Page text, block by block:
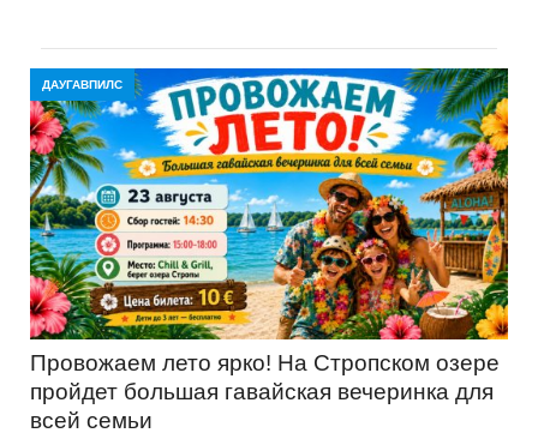
ДАУГАВПИЛС
Провожаем лето ярко! На Стропском озере
пройдет большая гавайская вечеринка для
всей семьи